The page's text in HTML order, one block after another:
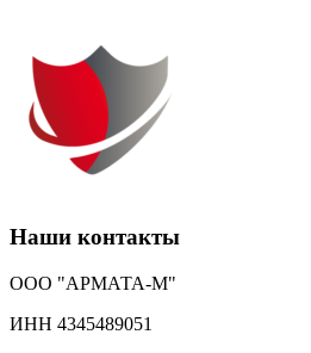
Наши контакты
ООО "АРМАТА-М"
ИНН 4345489051